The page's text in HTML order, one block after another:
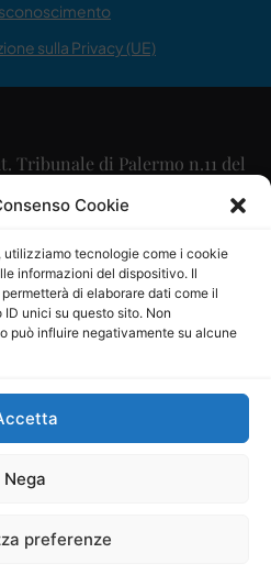
Cookie
utilizziamo tecnologie come i cookie
informazioni del dispositivo. Il
di elaborare dati come il
unici su questo sito. Non
può influire negativamente su alcune
Nega
preferenze
sulla Privacy (UE)
Tribunale di Palermo n.11 del
09/2015
Maurizio Scaglione
Maria Calabrese
06334930820
Società Cooperativa a r.l. è
di Comunicazione al
srl–info@ladigitale.it